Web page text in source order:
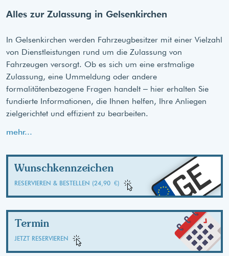
Alles zur Zulassung in Gelsenkirchen
In Gelsenkirchen werden Fahrzeugbesitzer mit einer Vielzahl
von Dienstleistungen rund um die Zulassung von
Fahrzeugen versorgt. Ob es sich um eine erstmalige
Zulassung, eine Ummeldung oder andere
formalitätenbezogene Fragen handelt – hier erhalten Sie
fundierte Informationen, die Ihnen helfen, Ihre Anliegen
zielgerichtet und effizient zu bearbeiten.
mehr...
Wunschkennzeichen
RESERVIEREN & BESTELLEN (24,90 €) GE
Termin
JETZT RESERVIEREN